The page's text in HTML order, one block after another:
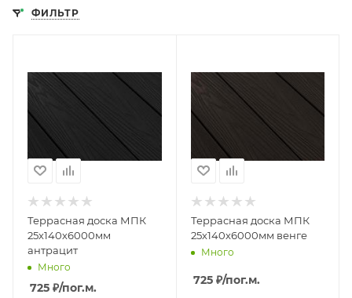
ФИЛЬТР
Террасная доска МПК
25х140х6000мм
антрацит
Много
725 ₽/пог.м.
Террасная доска МПК
25х140х6000мм венге
Много
725 ₽/пог.м.